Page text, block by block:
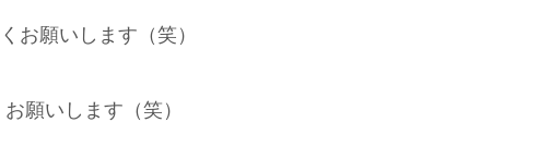
お願いします（笑）
願いします（笑）